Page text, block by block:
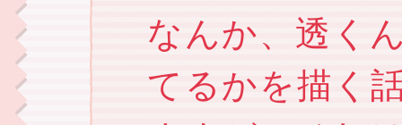
なんか、透く
てるかを描く